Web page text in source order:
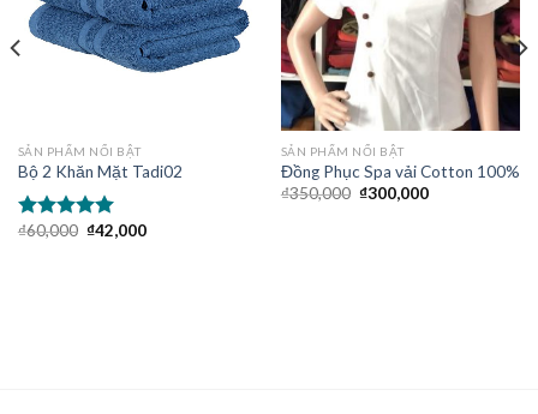
SẢN PHẨM NỔI BẬT
Bộ 2 Khăn Mặt Tadi02
Được xếp
₫60,000 ₫42,000
SẢN PHẨM NỔI BẬT
Đồng Phục Spa vải Cotton 100%
₫350,000 ₫300,000